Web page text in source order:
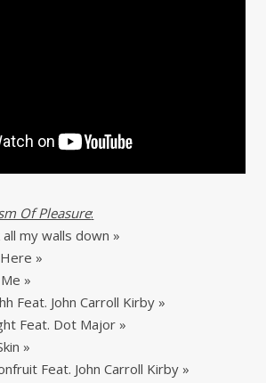
Of Pleasure:
all my walls down »
»
»
Feat. John Carroll Kirby »
Feat. Dot Major »
»
Feat. John Carroll Kirby »